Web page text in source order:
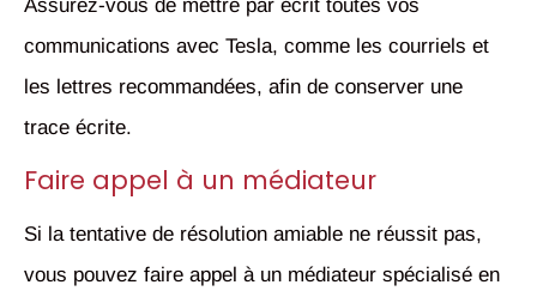
Assurez-vous de mettre par écrit toutes vos
communications avec Tesla, comme les courriels et
les lettres recommandées, afin de conserver une
trace écrite.
Faire appel à un médiateur
Si la tentative de résolution amiable ne réussit pas,
vous pouvez faire appel à un médiateur spécialisé en